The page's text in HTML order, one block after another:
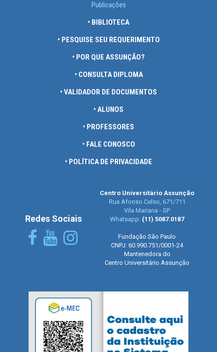
Publicações
• BIBLIOTECA
• PESQUISE SEU REQUERIMENTO
• POR QUE ASSUNÇÃO?
• CONSULTA DIPLOMA
• VALIDADOR DE DOCUMENTOS
• ALUNOS
• PROFESSORES
• FALE CONOSCO
• POLÍTICA DE PRIVACIDADE
Redes Sociais
Centro Universitário Assunção
Rua Afonso Celso, 671/711
Vila Mariana - SP
Whatsapp: (11) 5087.0187
Fundação São Paulo
CNPJ: 60.990.751/0001-24
Mantenedora do
Centro Universitário Assunção